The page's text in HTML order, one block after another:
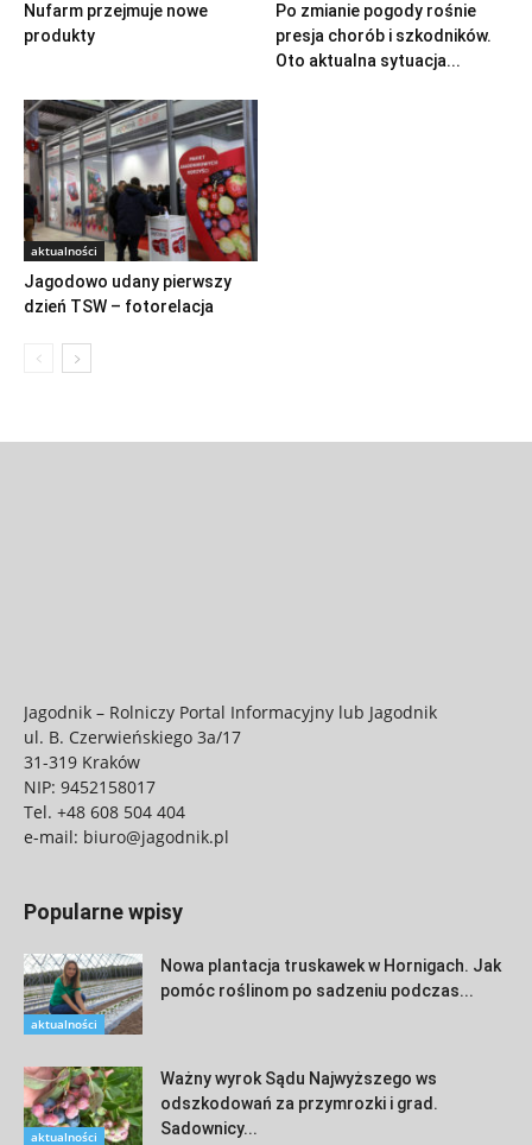
Nufarm przejmuje nowe
produkty
Po zmianie pogody rośnie
presja chorób i szkodników.
Oto aktualna sytuacja...
aktualności
Jagodowo udany pierwszy
dzień TSW – fotorelacja
Jagodnik – Rolniczy Portal Informacyjny lub Jagodnik
ul. B. Czerwieńskiego 3a/17
31-319 Kraków
NIP: 9452158017
Tel. +48 608 504 404
e-mail: biuro@jagodnik.pl
Popularne wpisy
aktualności
Nowa plantacja truskawek w Hornigach. Jak
pomóc roślinom po sadzeniu podczas...
aktualności
Ważny wyrok Sądu Najwyższego ws
odszkodowań za przymrozki i grad.
Sadownicy...